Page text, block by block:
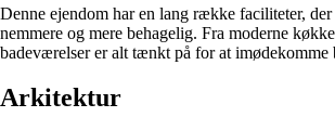
Denne ejendom har en lang række faciliteter, der
nemmere og mere behagelig. Fra moderne
badeværelser er alt tænkt på for at imødekomme
Arkitektur